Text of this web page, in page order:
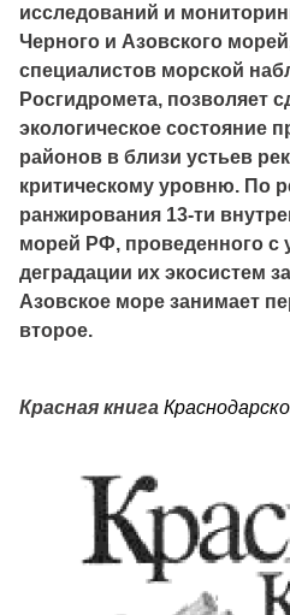
исследований и
Черного и Азовского
специалистов морской
Росгидромета, позволяет
экологическое состояние
районов в близи устьев
критическому уровню. По
ранжирования 13-ти
морей РФ, проведенного с
деградации их экосистем
Азовское море занимает
второе.
Красная книга